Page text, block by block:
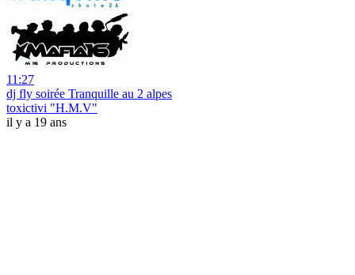
11:27
dj fly soirée Tranquille au 2 alpes
toxictivi "H.M.V"
il y a 19 ans